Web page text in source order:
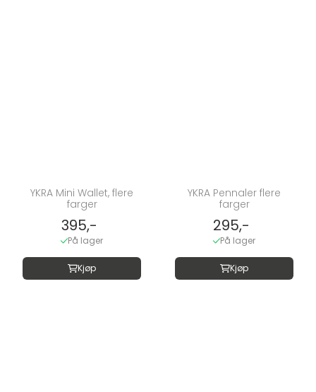
YKRA Mini Wallet, flere
farger
395,-
På lager
Kjøp
YKRA Pennaler flere
farger
295,-
På lager
Kjøp